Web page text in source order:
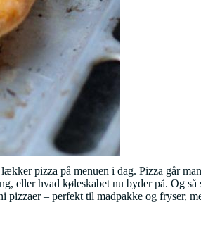
pizza på menuen i dag. Pizza går
eller hvad køleskabet nu byder på. Og
– perfekt til madpakke og fryser,